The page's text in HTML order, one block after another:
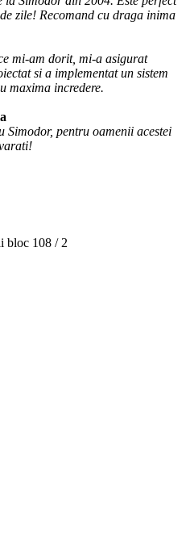
zile! Recomand cu draga inima
mi-am dorit, mi-a asigurat
si a implementat un sistem
maxima incredere.
Simodor, pentru oamenii acestei
bloc 108 / 2